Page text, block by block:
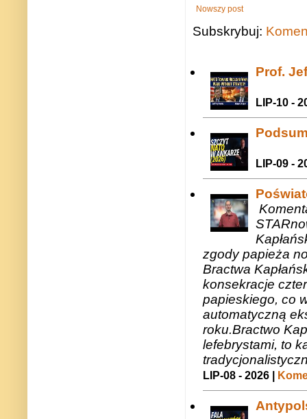
Nowszy post
Subskrybuj:
Prof.
LIP-10 -
LIP-09 -
zgody papieża
Bractwa
konsekracje
papieskiego, co
automatyczną
roku.Bractwo
lefebrystami, to
LIP-08 - 2026 |